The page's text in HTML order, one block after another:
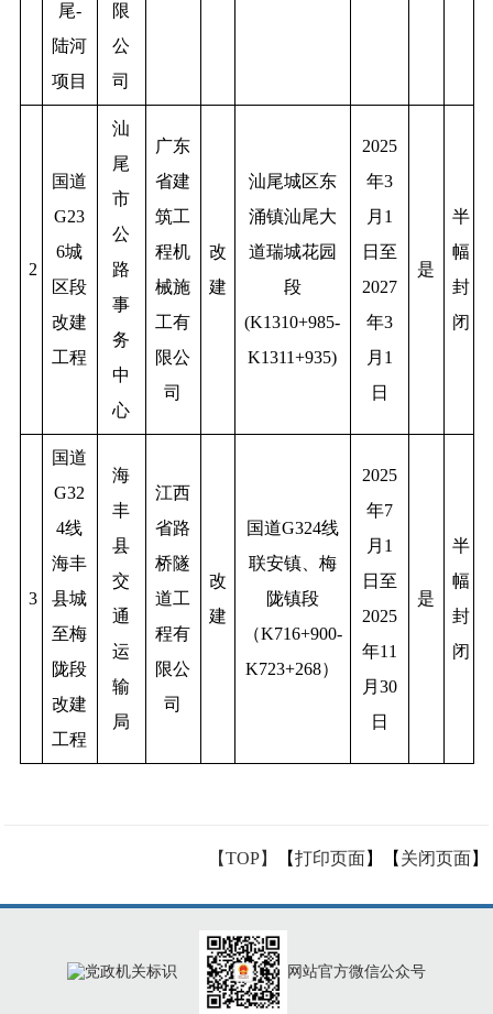
尾-
陆河
项目
限
公
司
2
国道
G23
6城
区段
改建
工程
汕
尾
市
公
路
事
务
中
心
广东
省建
筑工
程机
械施
工有
限公
司
改
建
汕尾城区东
涌镇汕尾大
道瑞城花园
段
(K1310+985-
K1311+935)
2025
年3
月1
日至
2027
年3
月1
日
是
半
幅
封
闭
3
国道
G32
4线
海丰
县城
至梅
陇段
改建
工程
海
丰
县
交
通
运
输
局
江西
省路
桥隧
道工
程有
限公
司
改
建
国道G324线
联安镇、梅
陇镇段
（K716+900-
K723+268）
2025
年7
月1
日至
2025
年11
月30
日
是
半
幅
封
闭
【TOP】 【打印页面】【 关闭页面】
网站官方微信公众号